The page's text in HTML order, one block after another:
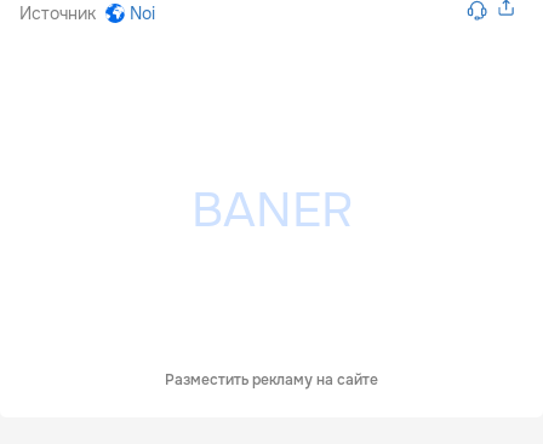
Источник Noi
Разместить рекламу на сайте